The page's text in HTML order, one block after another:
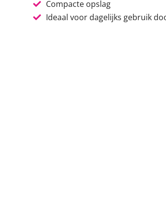
Compacte opslag
Ideaal voor dagelijks gebruik